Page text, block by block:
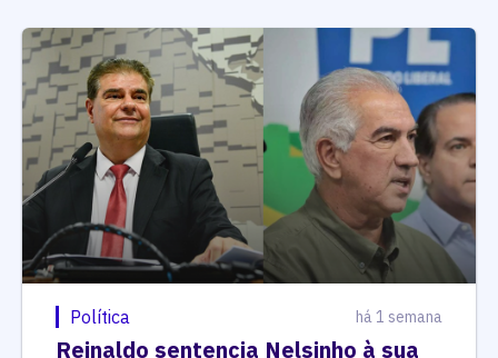
Política há 1 semana
Reinaldo sentencia Nelsinho à sua